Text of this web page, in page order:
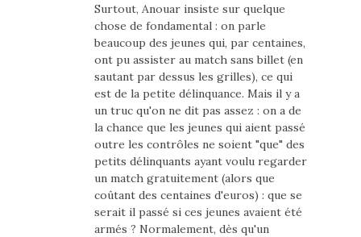
Surtout, Anouar insiste sur quelque
chose de fondamental : on parle
beaucoup des jeunes qui, par centaines,
ont pu assister au match sans billet (en
sautant par dessus les grilles), ce qui
est de la petite délinquance. Mais il y a
un truc qu'on ne dit pas assez : on a de
la chance que les jeunes qui aient passé
outre les contrôles ne soient "que" des
petits délinquants ayant voulu regarder
un match gratuitement (alors que
coûtant des centaines d'euros) : que se
serait il passé si ces jeunes avaient été
armés ? Normalement, dès qu'un